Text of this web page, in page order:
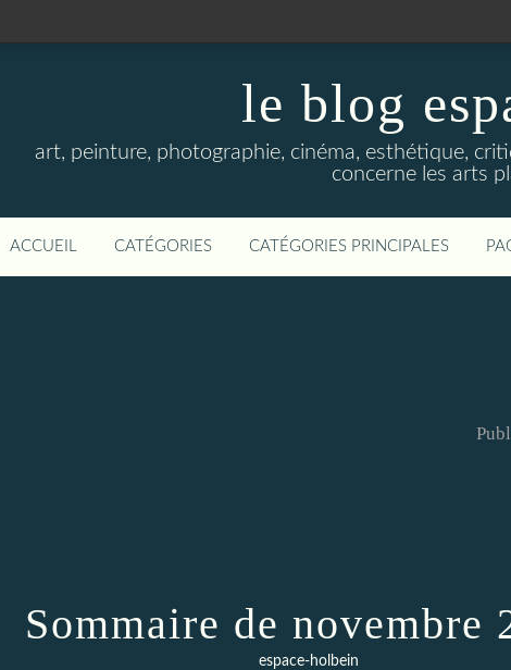
le blog
art, peinture, photographie, cinéma, esthétique,
concerne les arts
ACCUEIL CATÉGORIES CATÉGORIES PRINCIPALES
Sommaire de novembre
espace-holbein